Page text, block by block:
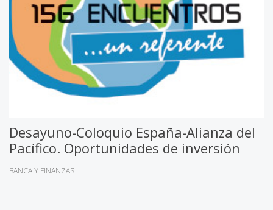
Desayuno-Coloquio España-Alianza del
Pacífico. Oportunidades de inversión
BANCA Y FINANZAS